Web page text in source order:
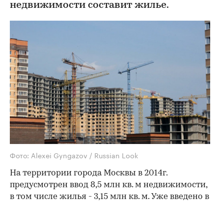
недвижимости составит жилье.
Фото: Alexei Gyngazov / Russian Look
На территории города Москвы в 2014г.
предусмотрен ввод 8,5 млн кв. м недвижимости,
в том числе жилья - 3,15 млн кв. м. Уже введено в